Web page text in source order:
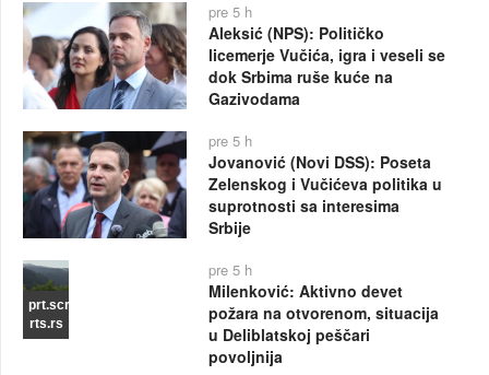
pre 5 h
Aleksić (NPS): Političko
licemerje Vučića, igra i veseli se
dok Srbima ruše kuće na
Gazivodama
pre 5 h
Jovanović (Novi DSS): Poseta
Zelenskog i Vučićeva politika u
suprotnosti sa interesima
Srbije
prt.scr
rts.rs
pre 5 h
Milenković: Aktivno devet
požara na otvorenom, situacija
u Deliblatskoj peščari
povoljnija